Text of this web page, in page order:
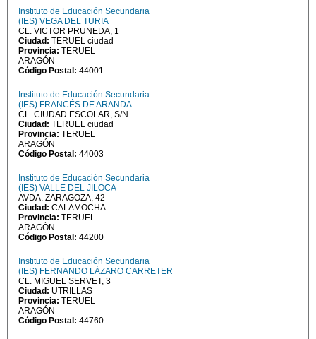
Instituto de Educación Secundaria
(IES) VEGA DEL TURIA
CL. VICTOR PRUNEDA, 1
Ciudad: TERUEL ciudad
Provincia: TERUEL
ARAGÓN
Código Postal: 44001
Instituto de Educación Secundaria
(IES) FRANCÉS DE ARANDA
CL. CIUDAD ESCOLAR, S/N
Ciudad: TERUEL ciudad
Provincia: TERUEL
ARAGÓN
Código Postal: 44003
Instituto de Educación Secundaria
(IES) VALLE DEL JILOCA
AVDA. ZARAGOZA, 42
Ciudad: CALAMOCHA
Provincia: TERUEL
ARAGÓN
Código Postal: 44200
Instituto de Educación Secundaria
(IES) FERNANDO LÁZARO CARRETER
CL. MIGUEL SERVET, 3
Ciudad: UTRILLAS
Provincia: TERUEL
ARAGÓN
Código Postal: 44760